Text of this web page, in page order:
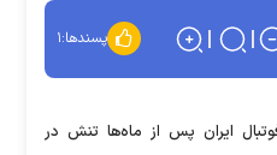
پسندها:۱
ایران پس از ماه‌ها تنش در